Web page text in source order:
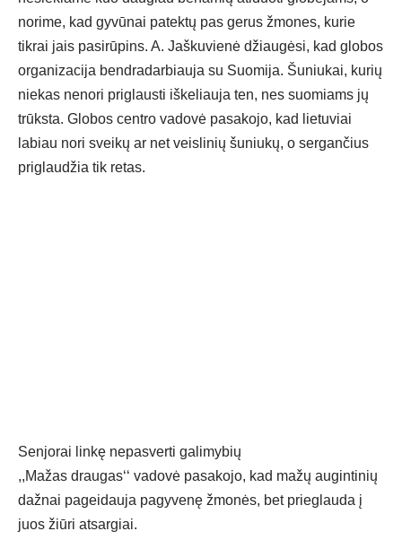
norime, kad gyvūnai patektų pas gerus žmones, kurie
tikrai jais pasirūpins. A. Jaškuvienė džiaugėsi, kad globos
organizacija bendradarbiauja su Suomija. Šuniukai, kurių
niekas nenori priglausti iškeliauja ten, nes suomiams jų
trūksta. Globos centro vadovė pasakojo, kad lietuviai
labiau nori sveikų ar net veislinių šuniukų, o sergančius
priglaudžia tik retas.
Senjorai linkę nepasverti galimybių
,,Mažas draugas‘‘ vadovė pasakojo, kad mažų augintinių
dažnai pageidauja pagyvenę žmonės, bet prieglauda į
juos žiūri atsargiai.